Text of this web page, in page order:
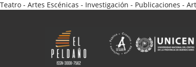
Teatro - Artes Escénicas - Investigación - Publicaciones -